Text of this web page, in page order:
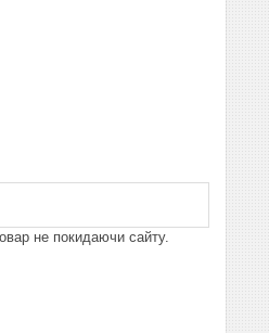
не покидаючи сайту.